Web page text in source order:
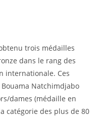
trois médailles
dans le rang des
internationale. Ces
Natchimdjabo
dames (médaille en
catégorie des plus de 80